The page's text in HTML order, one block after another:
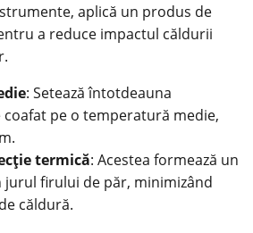
aplică un produs de
a reduce impactul căldurii
: Setează întotdeauna
pe o temperatură medie,
termică: Acestea formează un
firului de păr, minimizând
căldură.